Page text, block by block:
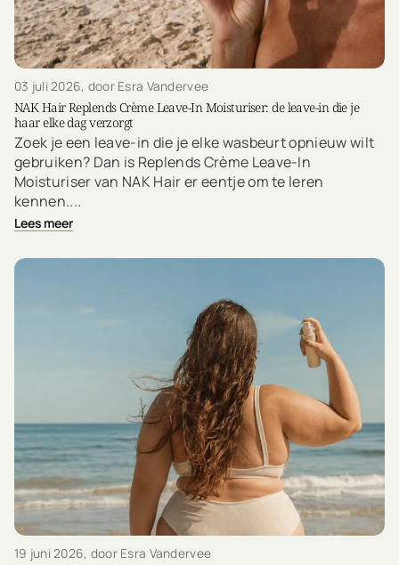
03 juli 2026, door Esra Vandervee
NAK Hair Replends Crème Leave-In Moisturiser: de leave-in die je
haar elke dag verzorgt
Zoek je een leave-in die je elke wasbeurt opnieuw wilt
gebruiken? Dan is Replends Crème Leave-In
Moisturiser van NAK Hair er eentje om te leren
kennen....
Lees meer
19 juni 2026, door Esra Vandervee